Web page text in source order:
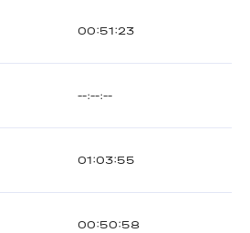
00:51:23
--:--:--
01:03:55
00:50:58